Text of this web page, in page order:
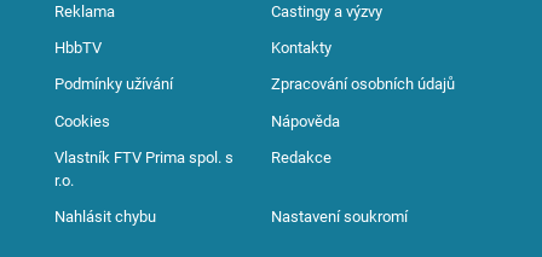
Reklama Castingy a výzvy
HbbTV Kontakty
Podmínky užívání Zpracování osobních údajů
Cookies Nápověda
Vlastník FTV Prima spol. s
r.o.
Redakce
Nahlásit chybu Nastavení soukromí